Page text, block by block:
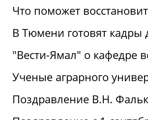
Что поможет
В Тюмени готовят
"Вести-Ямал" о кафедре
Ученые аграрного
Поздравление В.Н.